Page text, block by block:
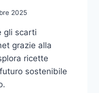
2025
gli scarti
grazie alla
ricette
sostenibile